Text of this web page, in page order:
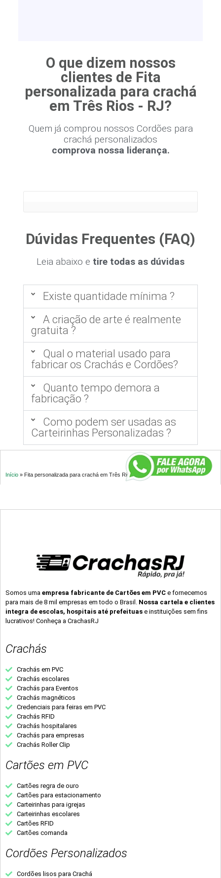
O que dizem nossos
clientes de Fita
personalizada para crachá
em Três Rios - RJ?
Quem já comprou nossos Cordões para
crachá personalizados
comprova nossa liderança.
Dúvidas Frequentes (FAQ)
Leia abaixo e tire todas as dúvidas
Existe quantidade mínima ?
A criação de arte é realmente
gratuita ?
Qual o material usado para
fabricar os Crachás e Cordões?
Quanto tempo demora a
fabricação ?
Como podem ser usadas as
Carteirinhas Personalizadas ?
Início » Fita personalizada para crachá em Três Rios – RJ
Somos uma empresa fabricante de Cartões em PVC e fornecemos
para mais de 8 mil empresas em todo o Brasil. Nossa cartela e clientes
integra de escolas, hospitais até prefeituas e instituições sem fins
lucrativos! Conheça a CrachasRJ
Crachás
Crachás em PVC
Crachás escolares
Crachás para Eventos
Crachás magnéticos
Credenciais para feiras em PVC
Crachás RFID
Crachás hospitalares
Crachás para empresas
Crachás Roller Clip
Cartões em PVC
Cartões regra de ouro
Cartões para estacionamento
Carteirinhas para igrejas
Carteirinhas escolares
Cartões RFID
Cartões comanda
Cordões Personalizados
Cordões lisos para Crachá